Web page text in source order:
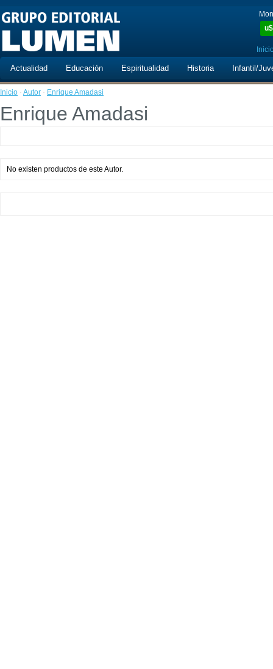
u$
Actualidad Educación Espiritualidad Historia Infantil/
Inicio · Autor · Enrique Amadasi
Enrique Amadasi
No existen productos de este Autor.